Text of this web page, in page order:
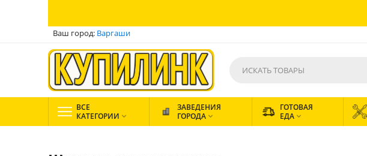
Ваш город: Варгаши
ВСЕ
КАТЕГОРИИ 
ЗАВЕДЕНИЯ
ГОРОДА 
ГОТОВАЯ
ЕДА 